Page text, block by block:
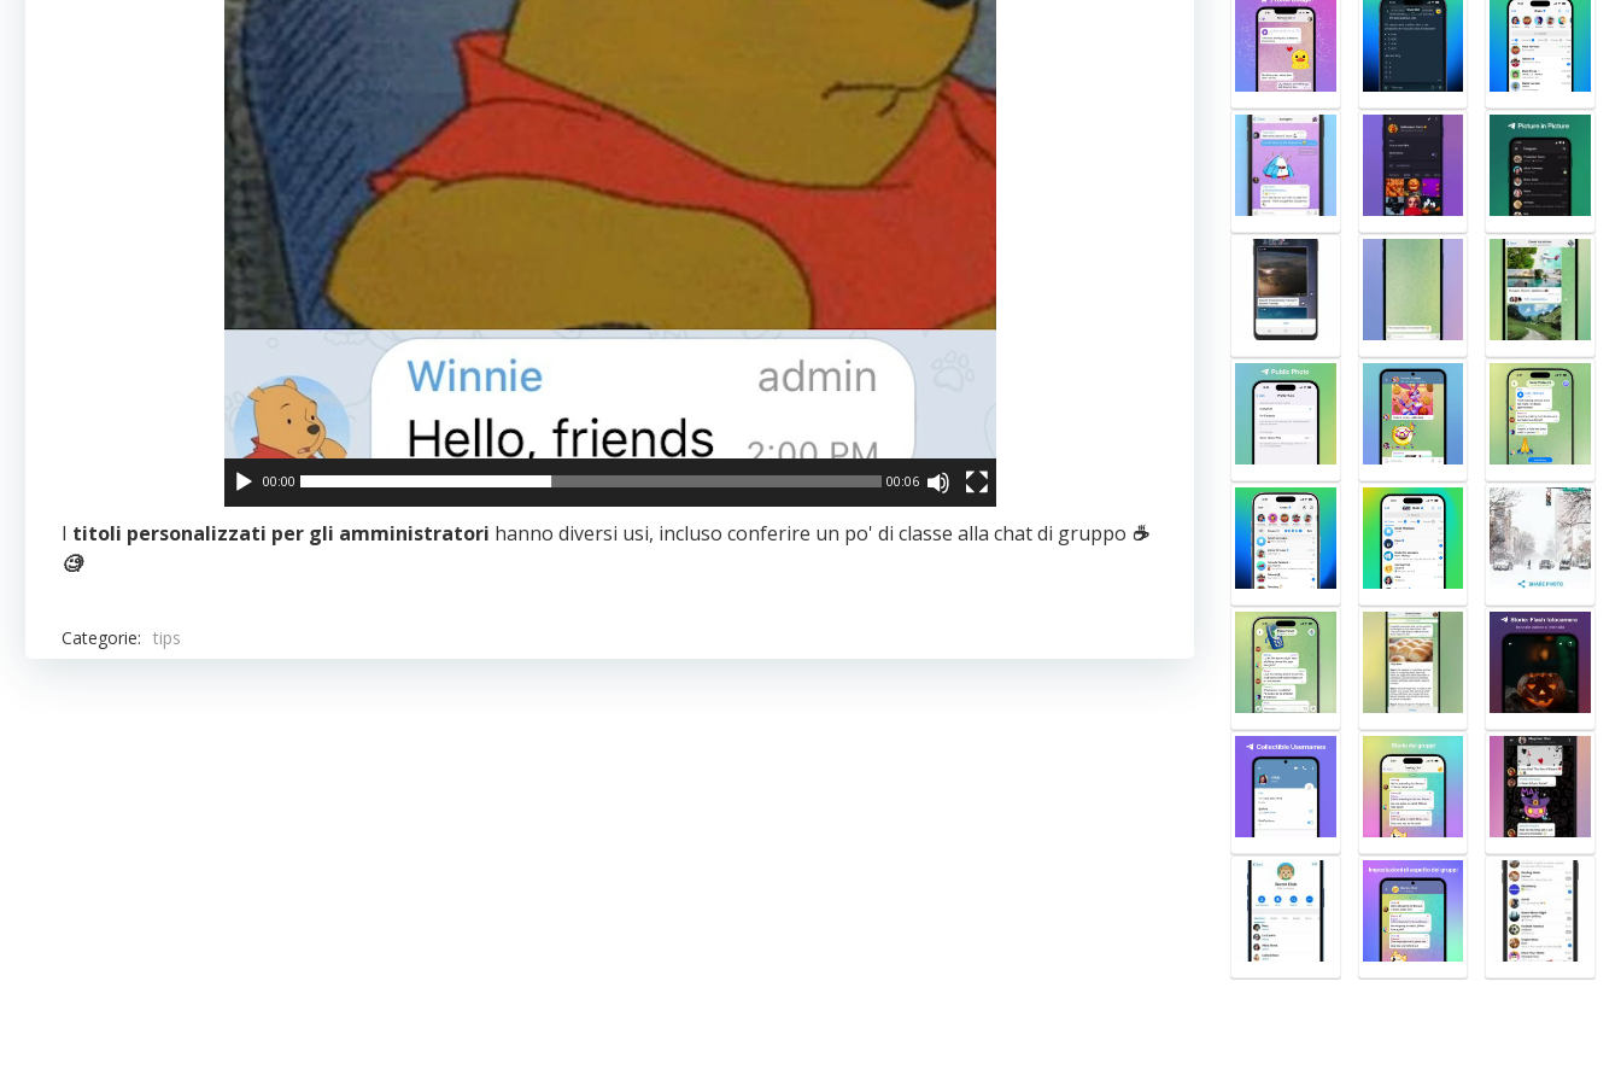
00:00 00:06
I titoli personalizzati per gli amministratori hanno diversi usi, incluso conferire un po' di classe alla chat di gruppo ☕️
🧐
Categorie: tips